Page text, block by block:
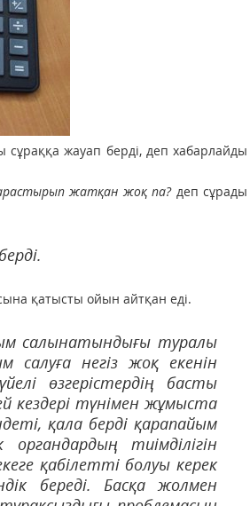
жауап берді, деп хабарлайды
жатқан жоқ па?деп сұрады
қатысты ойын айтқан еді.
салынатындығы туралы
негіз жоқ екенін
өзгерістердің басты
түнімен жұмыста
қала берді қарапайым
тиімділігін
қабілетті болуы керек
береді. Басқа жолмен